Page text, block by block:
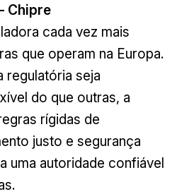
Chipre
cada vez mais
que operam na Europa.
regulatória seja
do que outras, a
rígidas de
justo e segurança
uma autoridade confiável